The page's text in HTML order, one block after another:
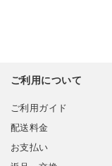
ご利用について
ご利用ガイド
配送料金
お支払い